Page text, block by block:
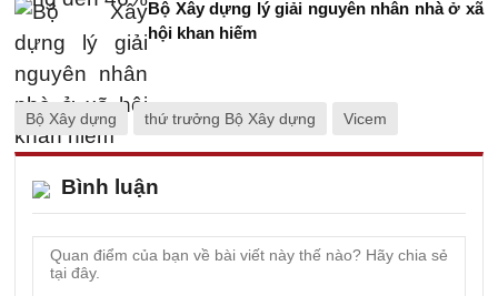
Bộ Xây dựng lý giải nguyên nhân nhà ở xã
hội khan hiếm
Bộ Xây dựng thứ trưởng Bộ Xây dựng Vicem
Bình luận